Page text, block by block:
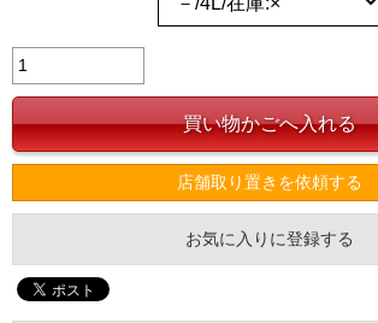
店舗取り置きを依頼する
お気に入りに登録する